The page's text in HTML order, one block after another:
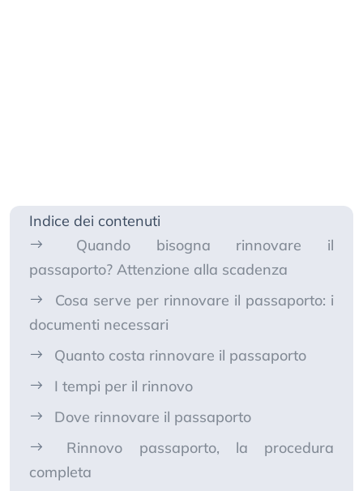
Indice dei contenuti
Quando bisogna rinnovare il
passaporto? Attenzione alla scadenza
Cosa serve per rinnovare il passaporto: i
documenti necessari
Quanto costa rinnovare il passaporto
I tempi per il rinnovo
Dove rinnovare il passaporto
Rinnovo passaporto, la procedura
completa